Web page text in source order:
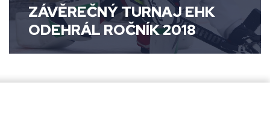
ZÁVĚREČNÝ TURNAJ EHK
ODEHRÁL ROČNÍK 2018